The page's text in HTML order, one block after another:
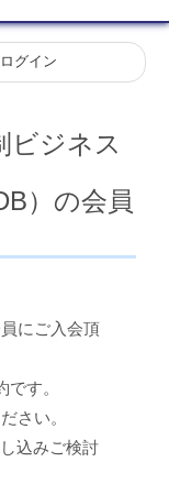
グイン
ビジネス
）の会員
にご入会頂
す。
さい。
込みご検討